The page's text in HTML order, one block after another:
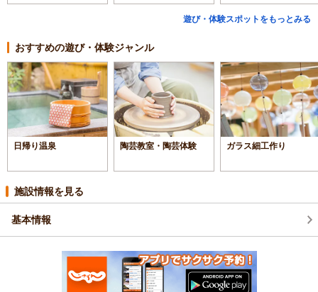
遊び・体験スポットをもっとみる
おすすめの遊び・体験ジャンル
日帰り温泉 陶芸教室・陶芸体験 ガラス細工作り
施設情報を見る
基本情報